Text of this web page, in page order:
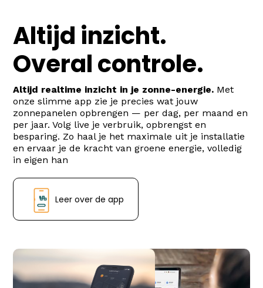
Altijd inzicht.
Overal controle.
Altijd realtime inzicht in je zonne-energie. Met
onze slimme app zie je precies wat jouw
zonnepanelen opbrengen — per dag, per maand en
per jaar. Volg live je verbruik, opbrengst en
besparing. Zo haal je het maximale uit je installatie
en ervaar je de kracht van groene energie, volledig
in eigen han
Leer over de app